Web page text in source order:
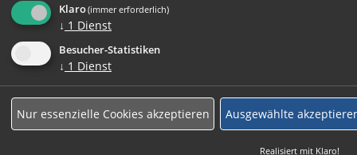
Jetzt online Bewerben
Weitere Jobs
Klaro(immer erforderlich)
↓ 1 Dienst
Besucher-Statistiken
↓ 1 Dienst
Nur essenzielle Cookies akzeptieren Ausgewählte
Realisiert mit Klaro!